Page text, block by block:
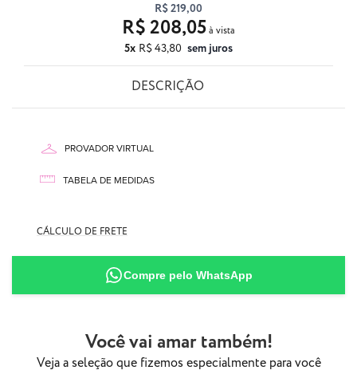
R$ 219,00
5x R$ 43,80 sem juros
R$ 208,05
DESCRIÇÃO
90% Poliamida
PROVADOR VIRTUAL
TABELA DE MEDIDAS
CÁLCULO DE FRETE
Compre pelo WhatsApp
Você vai amar também!
Veja a seleção que fizemos especialmente para você